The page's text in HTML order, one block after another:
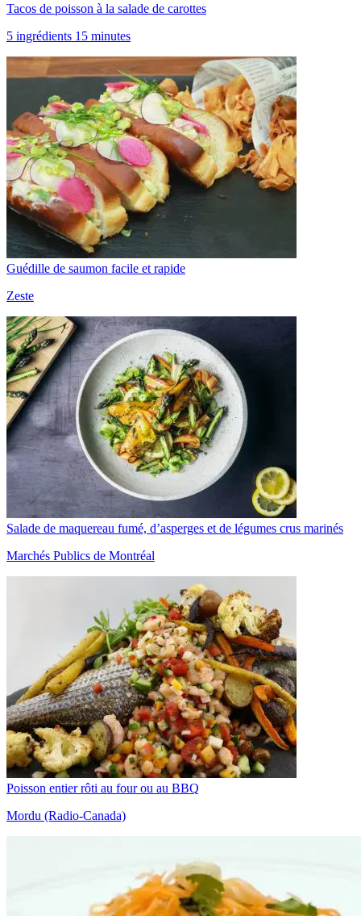
Tacos de poisson à la salade de carottes
5 ingrédients 15 minutes
Guédille de saumon facile et rapide
Zeste
Salade de maquereau fumé, d’asperges et de légumes crus marinés
Marchés Publics de Montréal
Poisson entier rôti au four ou au BBQ
Mordu (Radio-Canada)